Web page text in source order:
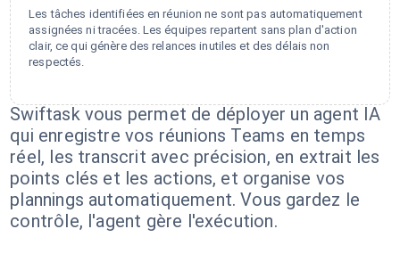
Les tâches identifiées en réunion ne sont pas automatiquement
assignées ni tracées. Les équipes repartent sans plan d'action
clair, ce qui génère des relances inutiles et des délais non
respectés.
Swiftask vous permet de déployer un agent IA
qui enregistre vos réunions Teams en temps
réel, les transcrit avec précision, en extrait les
points clés et les actions, et organise vos
plannings automatiquement. Vous gardez le
contrôle, l'agent gère l'exécution.